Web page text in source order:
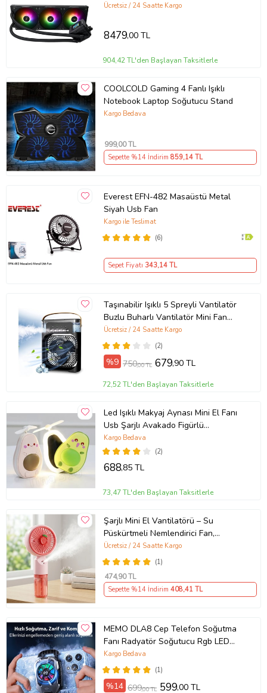
Uyumlu İşlemci Sıvı Soğutucu
Ücretsiz / 24 Saatte Kargo
8479,00 TL
904,42 TL'den Başlayan Taksitlerle
COOLCOLD Gaming 4 Fanlı Işıklı
Notebook Laptop Soğutucu Stand
Kargo Bedava
999,00 TL
Sepette %14 İndirim 859,14 TL
Everest EFN-482 Masaüstü Metal
Siyah Usb Fan
(6)
Kargo ile Teslimat
Sepet Fiyatı 343,14 TL
Taşınabilir Işıklı 5 Spreyli Vantilatör
Buzlu Buharlı Vantilatör Mini Fan
Nemlendirici (Siyah)
(2)
Ücretsiz / 24 Saatte Kargo
%9 750,00 TL 679,90 TL
72,52 TL'den Başlayan Taksitlerle
Led Işıklı Makyaj Aynası Mini El Fanı
Usb Şarjlı Avakado Figürlü
Vantilatör
(2)
Kargo Bedava
688,85 TL
73,47 TL'den Başlayan Taksitlerle
Şarjlı Mini El Vantilatörü – Su
Püskürtmeli Nemlendirici Fan,
Taşınabilir, 3 Kademeli Soğutma
(1)
Ücretsiz / 24 Saatte Kargo
474,90 TL
Sepette %14 İndirim 408,41 TL
MEMO DLA8 Cep Telefon Soğutma
Fanı Radyatör Soğutucu Rgb LED
Işıklı
(1)
Kargo Bedava
%14 699,00 TL 599,00 TL